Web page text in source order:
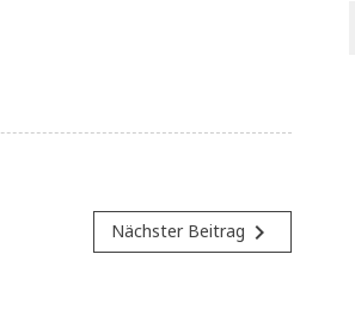
Nächster Beitrag navigate_next